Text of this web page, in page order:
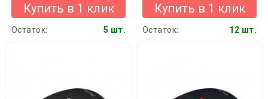
Купить в 1 клик
Остаток: 5 шт.
Купить в 1 клик
Остаток: 12 шт.